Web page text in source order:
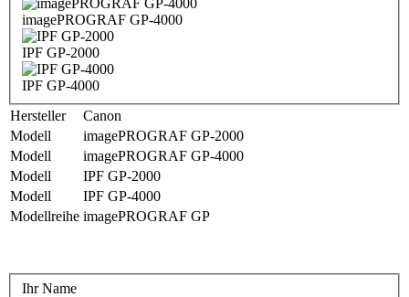
imagePROGRAF GP-4000
IPF GP-2000
IPF GP-4000
Hersteller
Canon
Modell
imagePROGRAF GP-2000
Modell
imagePROGRAF GP-4000
Modell
IPF GP-2000
Modell
IPF GP-4000
Modellreihe imagePROGRAF GP
Ihr Name